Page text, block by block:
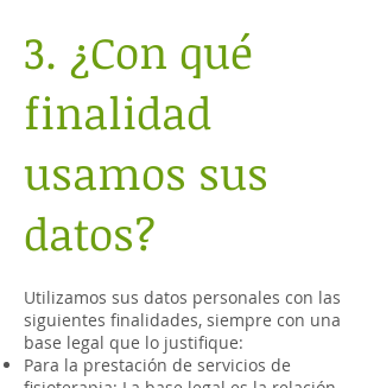
3. ¿Con qué
finalidad
usamos sus
datos?
Utilizamos sus datos personales con las
siguientes finalidades, siempre con una
base legal que lo justifique:
Para la prestación de servicios de